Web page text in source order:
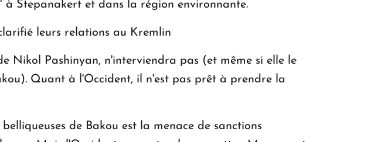
à Stepanakert et dans la région environnante.
leurs relations au Kremlin
Nikol Pashinyan, n'interviendra pas (et même si elle le
Quant à l'Occident, il n'est pas prêt à prendre la
de Bakou est la menace de sanctions